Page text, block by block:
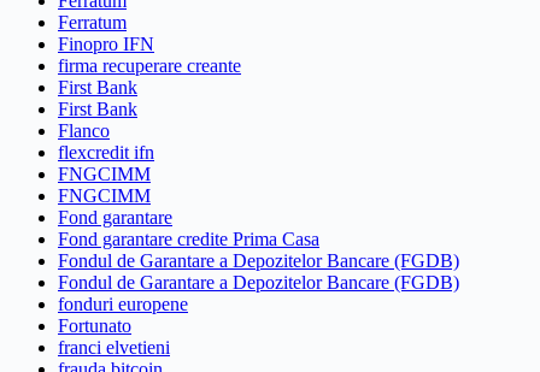
Ferratum
Finopro IFN
firma recuperare creante
First Bank
First Bank
Flanco
flexcredit ifn
FNGCIMM
FNGCIMM
Fond garantare
Fond garantare credite Prima Casa
Fondul de Garantare a Depozitelor Bancare (FGDB)
Fondul de Garantare a Depozitelor Bancare (FGDB)
fonduri europene
Fortunato
franci elvetieni